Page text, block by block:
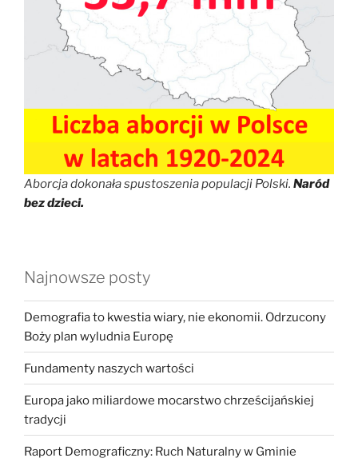
Aborcja dokonała spustoszenia populacji Polski. Naród
bez dzieci.
Najnowsze posty
Demografia to kwestia wiary, nie ekonomii. Odrzucony
Boży plan wyludnia Europę
Fundamenty naszych wartości
Europa jako miliardowe mocarstwo chrześcijańskiej
tradycji
Raport Demograficzny: Ruch Naturalny w Gminie